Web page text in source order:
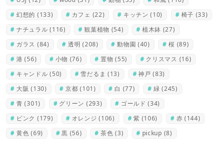
幻想的 (133) カフェ (22) キッチン (10) 椅子 (33)
ナチュラル (116) 観葉植物 (54) 植木鉢 (27)
ガラス (84) 透明 (208) 動物園 (40) 桜 (89)
港 (56) 小物 (76) 置物 (55) クリスマス (16)
キャンドル (50) 雪だるま (13) 神戸 (83)
大阪 (130) 京都 (101) 白 (77) 緑 (245)
青 (301) グリーン (293) ゴールド (34)
ピンク (179) オレンジ (106) 紫 (106) 赤 (144)
黄色 (69) 黒 (56) 茶色 (3) pickup (8)